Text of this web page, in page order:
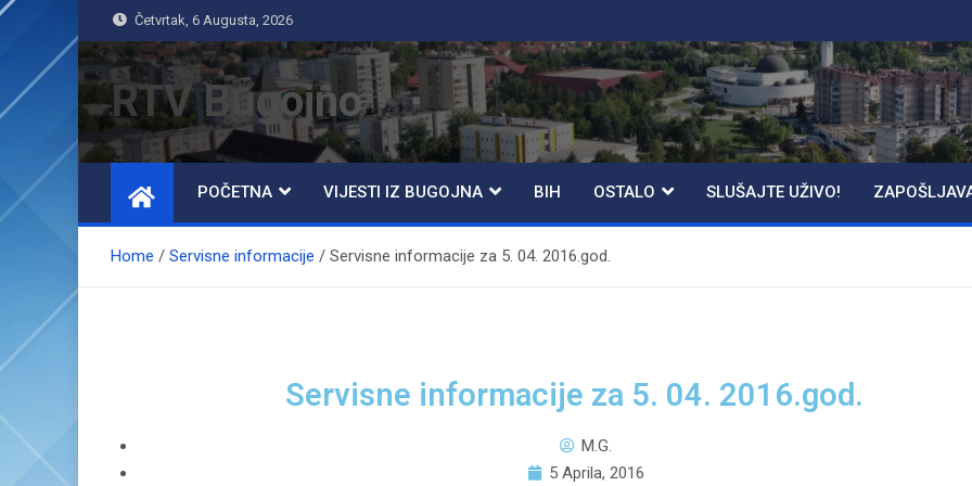
Četvrtak, 6 Augusta, 2026
RTV Bugojno
POČETNA VIJESTI IZ BUGOJNA BIH OSTALO SLUŠAJTE UŽIVO!
Home Servisne informacije Servisne informacije za 5. 04. 2016.god.
Servisne informacije za 5. 04. 2016.god.
M.G.
5 Aprila, 2016